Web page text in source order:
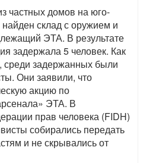
частных домов на юго-
склад с оружием и
ЭТА. В результате
задержала 5 человек. Как
среди задержанных были
Они заявили, что
акцию по
ЭТА. В
прав человека (FIDH)
собирались передать
и не скрывались от